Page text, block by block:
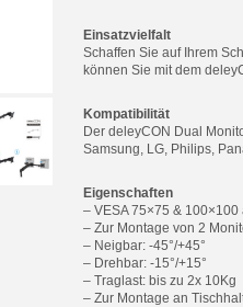
Einsatzvielfalt
Schaffen Sie auf Ihrem
können Sie mit dem
Kompatibilität
Der deleyCON Dual
Samsung, LG, Philips,
Eigenschaften
– VESA 75×75 &
– Zur Montage von 2
– Neigbar: -45°/+45°
– Drehbar: -15°/+15°
– Traglast: bis zu 2x 10Kg
– Zur Montage an